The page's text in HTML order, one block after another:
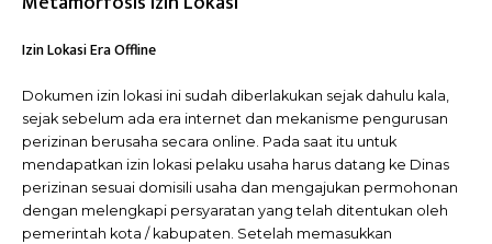
Izin Lokasi Era Offline
Dokumen izin lokasi ini sudah diberlakukan sejak dahulu kala,
sejak sebelum ada era internet dan mekanisme pengurusan
perizinan berusaha secara online. Pada saat itu untuk
mendapatkan izin lokasi pelaku usaha harus datang ke Dinas
perizinan sesuai domisili usaha dan mengajukan permohonan
dengan melengkapi persyaratan yang telah ditentukan oleh
pemerintah kota / kabupaten. Setelah memasukkan